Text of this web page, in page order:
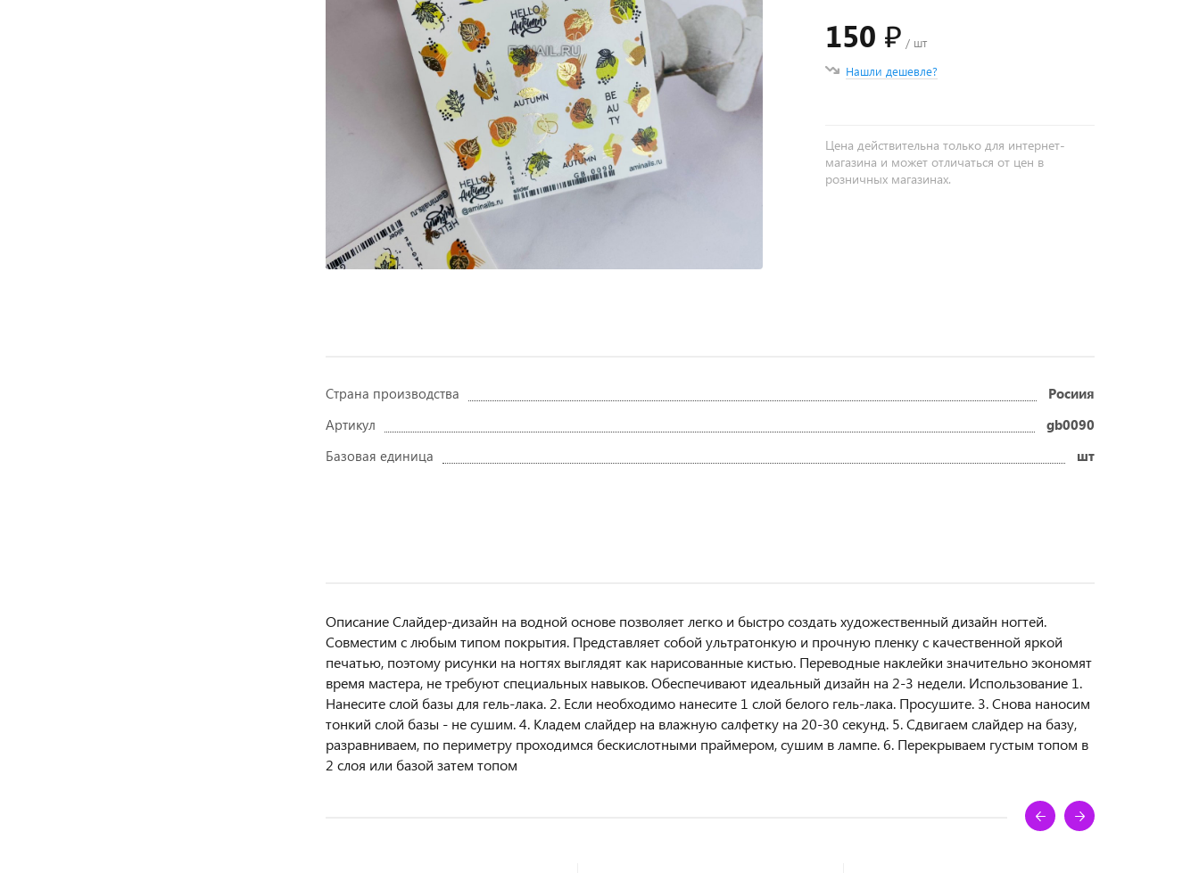
150 ₽ / шт
Нашли дешевле?
Цена действительна только для интернет-
магазина и может отличаться от цен в
розничных магазинах.
Страна производства
Росиия
Артикул
gb0090
Базовая единица
шт
Описание Слайдер-дизайн на водной основе позволяет легко и быстро создать художественный дизайн ногтей.
Совместим с любым типом покрытия. Представляет собой ультратонкую и прочную пленку с качественной яркой
печатью, поэтому рисунки на ногтях выглядят как нарисованные кистью. Переводные наклейки значительно экономят
время мастера, не требуют специальных навыков. Обеспечивают идеальный дизайн на 2-3 недели. Использование 1.
Нанесите слой базы для гель-лака. 2. Если необходимо нанесите 1 слой белого гель-лака. Просушите. 3. Снова наносим
тонкий слой базы - не сушим. 4. Кладем слайдер на влажную салфетку на 20-30 секунд. 5. Сдвигаем слайдер на базу,
разравниваем, по периметру проходимся бескислотными праймером, сушим в лампе. 6. Перекрываем густым топом в
2 слоя или базой затем топом